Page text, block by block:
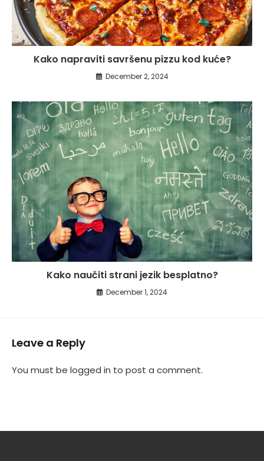
Kako napraviti savršenu pizzu kod kuće?
December 2, 2024
Kako naučiti strani jezik besplatno?
December 1, 2024
Leave a Reply
You must be logged in to post a comment.